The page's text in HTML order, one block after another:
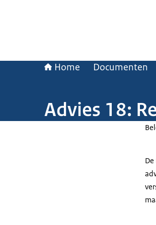
Home Documenten
Advies 18: